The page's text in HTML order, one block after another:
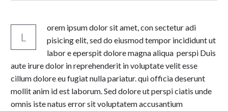
L
orem ipsum dolor sit amet, con sectetur adi
pisicing elit, sed do eiusmod tempor incididunt ut
labor e eperspit dolore magna aliqua perspi Duis
aute irure dolor in reprehenderit in voluptate velit esse
cillum dolore eu fugiat nulla pariatur. qui officia deserunt
mollit anim id est laborum. Sed dolore ut perspi ciatis unde
omnis iste natus error sit voluptatem accusantium